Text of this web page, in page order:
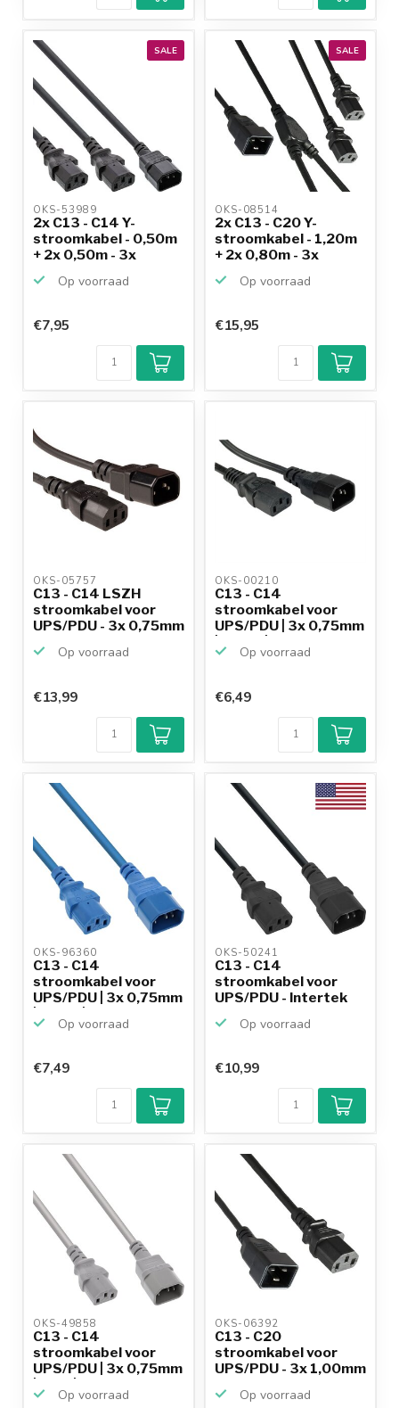
SALE
OKS-53989
2x C13 - C14 Y-
stroomkabel - 0,50m
+ 2x 0,50m - 3x
Op voorraad
€7,95
SALE
OKS-08514
2x C13 - C20 Y-
stroomkabel - 1,20m
+ 2x 0,80m - 3x
Op voorraad
€15,95
OKS-05757
C13 - C14 LSZH
stroomkabel voor
UPS/PDU - 3x 0,75mm
Op voorraad
€13,99
OKS-00210
C13 - C14
stroomkabel voor
UPS/PDU | 3x 0,75mm
Op voorraad
€6,49
OKS-96360
C13 - C14
stroomkabel voor
UPS/PDU | 3x 0,75mm
| blauw | ...
Op voorraad
€7,49
OKS-50241
C13 - C14
stroomkabel voor
UPS/PDU - Intertek
Op voorraad
€10,99
OKS-49858
C13 - C14
stroomkabel voor
UPS/PDU | 3x 0,75mm
| grijs | ...
Op voorraad
OKS-06392
C13 - C20
stroomkabel voor
UPS/PDU - 3x 1,00mm
Op voorraad